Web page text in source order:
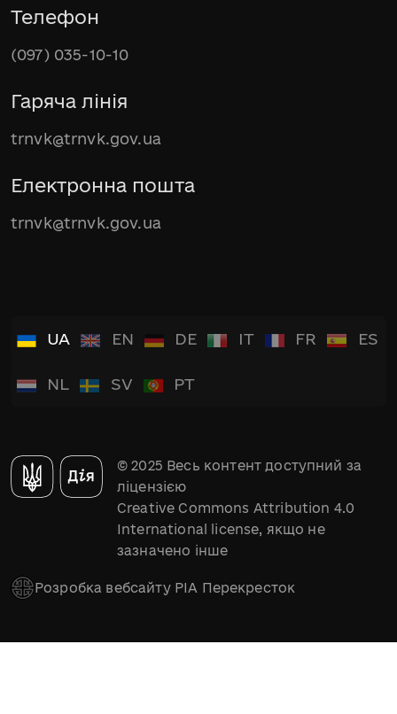
Телефон
(097) 035-10-10
Гаряча лінія
trnvk@trnvk.gov.ua
Електронна пошта
trnvk@trnvk.gov.ua
UA EN DE IT FR ES
NL SV PT
© 2025 Весь контент доступний за
ліцензією
Creative Commons Attribution 4.0
International license, якщо не
зазначено інше
Розробка вебсайту РІА Перекресток